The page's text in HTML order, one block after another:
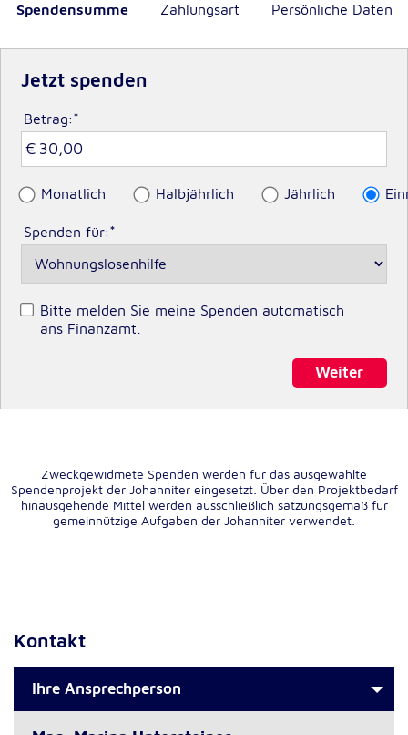
Spenden­summe Zahlungs­art Persönliche Daten
Jetzt spenden
Betrag:*
Monatlich Halbjährlich Jährlich
Spenden für:*
Bitte melden Sie meine Spenden automatisch
ans Finanzamt.
Weiter
Zweckgewidmete Spenden werden für das ausgewählte
Spendenprojekt der Johanniter eingesetzt. Über den Projektbedarf
hinausgehende Mittel werden ausschließlich satzungsgemäß für
gemeinnützige Aufgaben der Johanniter verwendet.
Kontakt
Ihre Ansprechperson
Name:
Google LLC
Zweck:
Erhebung von Statistiken zur Website-Nutzung
Cookie Laufzeit:
24 Stunden - 2 Jahre
Google Tag Manager
Anbieter:
YouTube
Anbieter:
Google Maps
Name: